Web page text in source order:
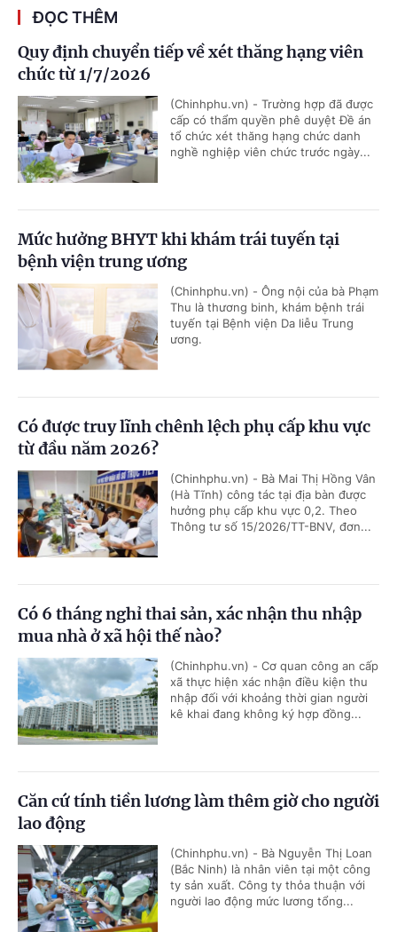
ĐỌC THÊM
Quy định chuyển tiếp về xét thăng hạng viên
chức từ 1/7/2026
(Chinhphu.vn) - Trường hợp đã được
cấp có thẩm quyền phê duyệt Đề án
tổ chức xét thăng hạng chức danh
nghề nghiệp viên chức trước ngày...
Mức hưởng BHYT khi khám trái tuyến tại
bệnh viện trung ương
(Chinhphu.vn) - Ông nội của bà Phạm
Thu là thương binh, khám bệnh trái
tuyến tại Bệnh viện Da liễu Trung
ương.
Có được truy lĩnh chênh lệch phụ cấp khu vực
từ đầu năm 2026?
(Chinhphu.vn) - Bà Mai Thị Hồng Vân
(Hà Tĩnh) công tác tại địa bàn được
hưởng phụ cấp khu vực 0,2. Theo
Thông tư số 15/2026/TT-BNV, đơn...
Có 6 tháng nghỉ thai sản, xác nhận thu nhập
mua nhà ở xã hội thế nào?
(Chinhphu.vn) - Cơ quan công an cấp
xã thực hiện xác nhận điều kiện thu
nhập đối với khoảng thời gian người
kê khai đang không ký hợp đồng...
Căn cứ tính tiền lương làm thêm giờ cho người
lao động
(Chinhphu.vn) - Bà Nguyễn Thị Loan
(Bắc Ninh) là nhân viên tại một công
ty sản xuất. Công ty thỏa thuận với
người lao động mức lương tổng...